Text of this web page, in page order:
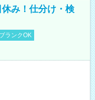
み！仕分け・検
ブランクOK